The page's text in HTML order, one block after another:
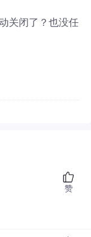
关闭了？也没任
赞